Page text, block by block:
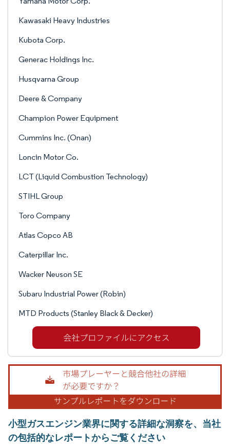
Kawasaki Heavy Industries
Kubota Corp.
Generac Holdings Inc.
Husqvarna Group
Deere & Company
Champion Power Equipment
Cummins Inc. (Onan)
Loncin Motor Co.
LCT (Liquid Combustion Technology)
STIHL Group
Toro Company
Atlas Copco AB
Caterpillar Inc.
Wacker Neuson SE
Subaru Industrial Power (Robin)
MTD Products (Stanley Black & Decker)
小型ガスエンジン業界に関する詳細な洞察を、当社
の包括的なレポートからご覧ください